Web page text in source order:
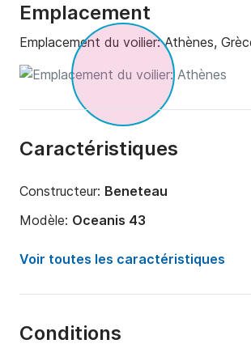
Emplacement
Emplacement du voilier:Athènes,
Caractéristiques
Constructeur: Beneteau
Modèle: Oceanis 43
Année:
Nombre de couchages:
Voir toutes les caractéristiques
Conditions